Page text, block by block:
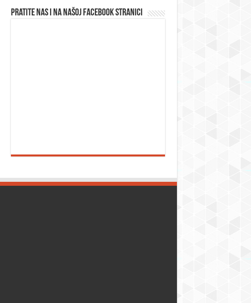
Pratite nas i na našoj facebook stranici